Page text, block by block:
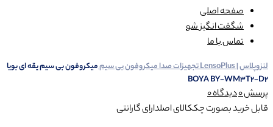
صفحه اصلی
شگفت انگیز شو
تماس با ما
لنزوپلاس | LensoPlus تجهیزات صدامیکروفون بی سیممیکروفون بی‌ سیم یقه‌ ای بویا
BOYA BY-WM3T2-D2
پرسش0دیدگاه0
قابل خرید بصورت چککالای اصلدارای گارانتی